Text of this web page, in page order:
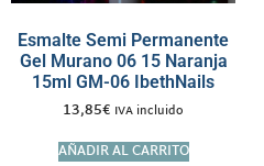
Esmalte Semi Permanente
Gel Murano 06 15 Naranja
15ml GM-06 IbethNails
13,85€ IVA incluido
AÑADIR AL CARRITO